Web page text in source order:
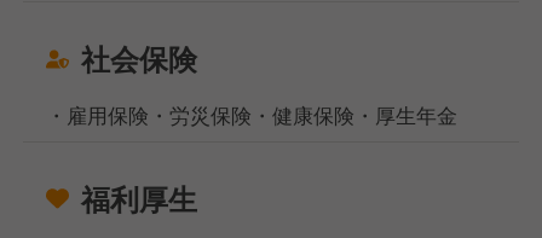
社会保険
・雇用保険・労災保険・健康保険・厚生年金
福利厚生